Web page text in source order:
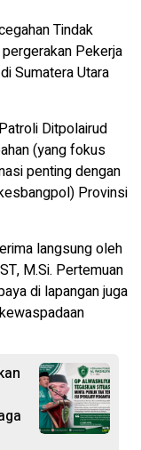
Tindak
Pekerja
Sumatera Utara
Ditpolairud
(yang fokus
penting dengan
Provinsi
langsung oleh
M.Si. Pertemuan
di lapangan juga